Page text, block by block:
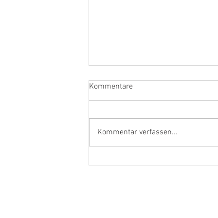
Kommentare
Kommentar verfassen...